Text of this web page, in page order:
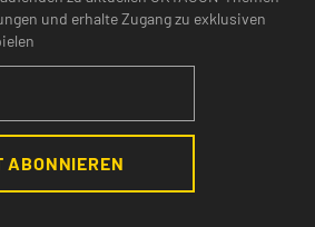
und erhalte Zugang zu exklusiven
ABONNIEREN